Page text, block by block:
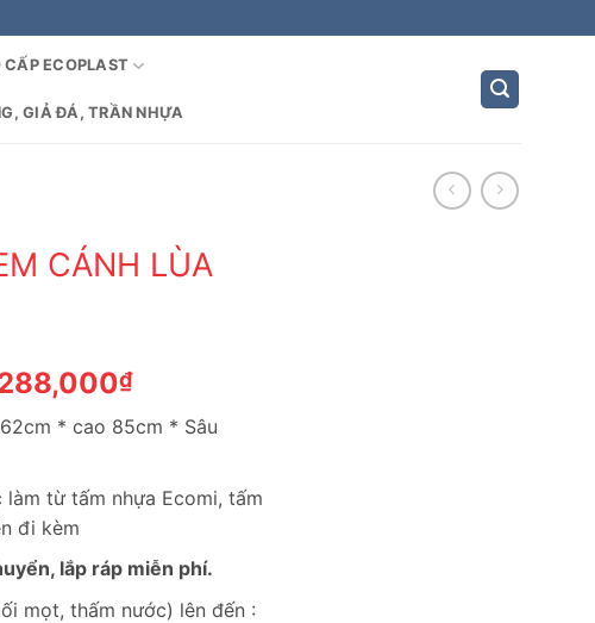
ECOPLAST
GIẢ ĐÁ, TRẦN NHỰA
CÁNH LÙA
₫Giá
hiện
tại
1,288,000₫.
* cao 85cm * Sâu
làm từ tấm nhựa Ecomi, tấm
đi kèm
lắp ráp miễn phí.
mọt, thấm nước) lên đến :